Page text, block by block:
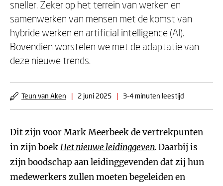
sneller. Zeker op het terrein van werken en
samenwerken van mensen met de komst van
hybride werken en artificial intelligence (AI).
Bovendien worstelen we met de adaptatie van
deze nieuwe trends.
Teun van Aken | 2 juni 2025 | 3-4 minuten leestijd
Dit zijn voor Mark Meerbeek de vertrekpunten
in zijn boekHet nieuwe leidinggeven.Daarbij is
zijn boodschap aan leidinggevenden dat zij hun
medewerkers zullen moeten begeleiden en